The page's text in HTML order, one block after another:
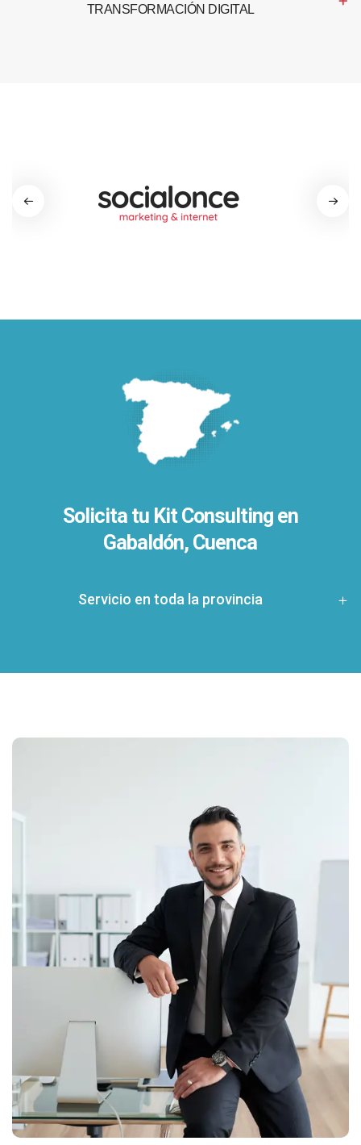
TRANSFORMACIÓN DIGITAL
Solicita tu Kit Consulting en
Gabaldón, Cuenca
Servicio en toda la provincia